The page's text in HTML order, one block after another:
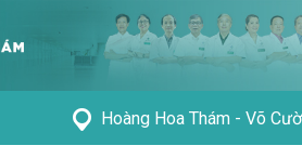
Hoàng Hoa Thám - Võ